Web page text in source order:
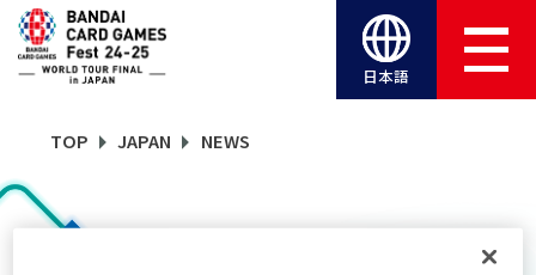
日本語
TOP JAPAN NEWS